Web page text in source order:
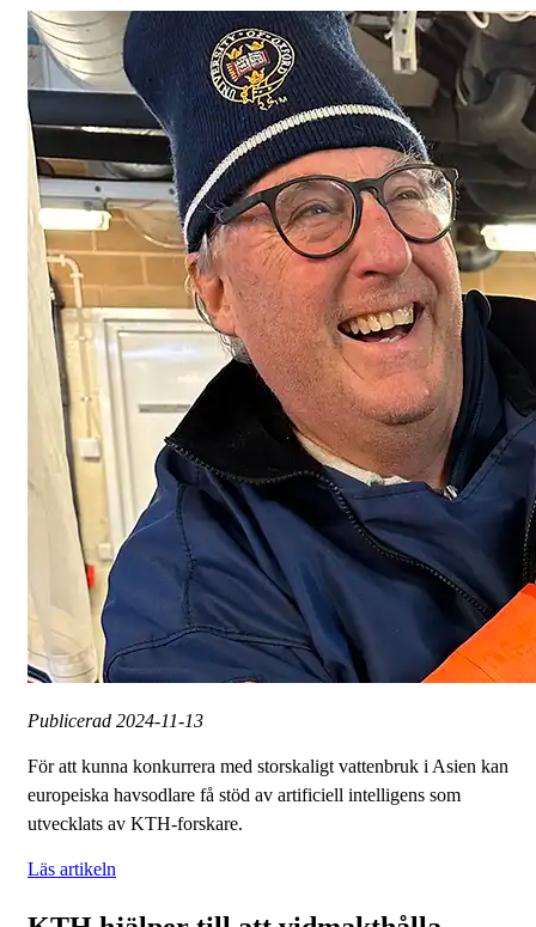
Publicerad 2024-11-13
För att kunna konkurrera med storskaligt vattenbruk i Asien kan
europeiska havsodlare få stöd av artificiell intelligens som
utvecklats av KTH-forskare.
Läs artikeln